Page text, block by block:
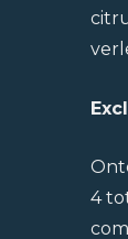
4